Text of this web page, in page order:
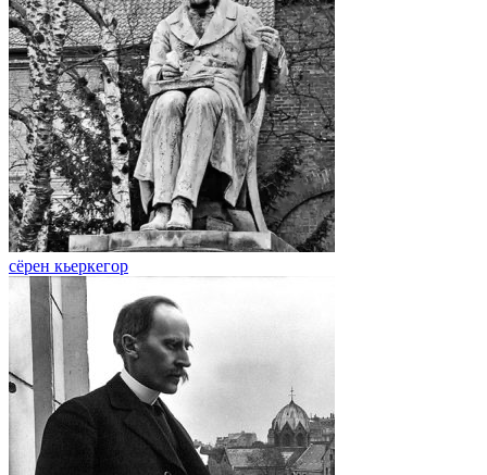
сёрен кьеркегор